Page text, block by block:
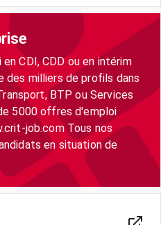
CDI, CDD ou en intérim
des milliers de profils dans
BTP ou Services
5000 offres d'emploi
job.com Tous nos
en situation de